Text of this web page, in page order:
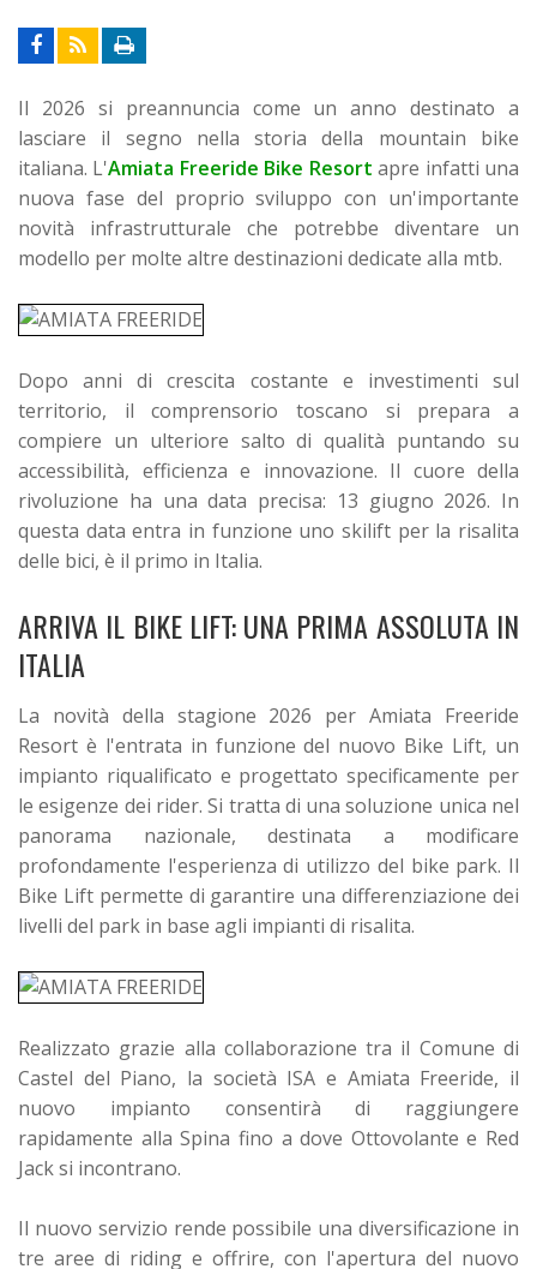
Il 2026 si preannuncia come un anno destinato a
lasciare il segno nella storia della mountain bike
italiana. L'Amiata Freeride Bike Resort apre infatti una
nuova fase del proprio sviluppo con un'importante
novità infrastrutturale che potrebbe diventare un
modello per molte altre destinazioni dedicate alla mtb.
Dopo anni di crescita costante e investimenti sul
territorio, il comprensorio toscano si prepara a
compiere un ulteriore salto di qualità puntando su
accessibilità, efficienza e innovazione. Il cuore della
rivoluzione ha una data precisa: 13 giugno 2026. In
questa data entra in funzione uno skilift per la risalita
delle bici, è il primo in Italia.
ARRIVA IL BIKE LIFT: UNA PRIMA ASSOLUTA IN
ITALIA
La novità della stagione 2026 per Amiata Freeride
Resort è l'entrata in funzione del nuovo Bike Lift, un
impianto riqualificato e progettato specificamente per
le esigenze dei rider. Si tratta di una soluzione unica nel
panorama nazionale, destinata a modificare
profondamente l'esperienza di utilizzo del bike park. Il
Bike Lift permette di garantire una differenziazione dei
livelli del park in base agli impianti di risalita.
Realizzato grazie alla collaborazione tra il Comune di
Castel del Piano, la società ISA e Amiata Freeride, il
nuovo impianto consentirà di raggiungere
rapidamente alla Spina fino a dove Ottovolante e Red
Jack si incontrano.
Il nuovo servizio rende possibile una diversificazione in
tre aree di riding e offrire, con l'apertura del nuovo